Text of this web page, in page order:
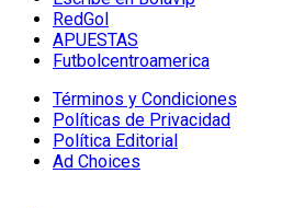
RedGol
APUESTAS
Futbolcentroamerica
Términos y Condiciones
Políticas de Privacidad
Política Editorial
Ad Choices